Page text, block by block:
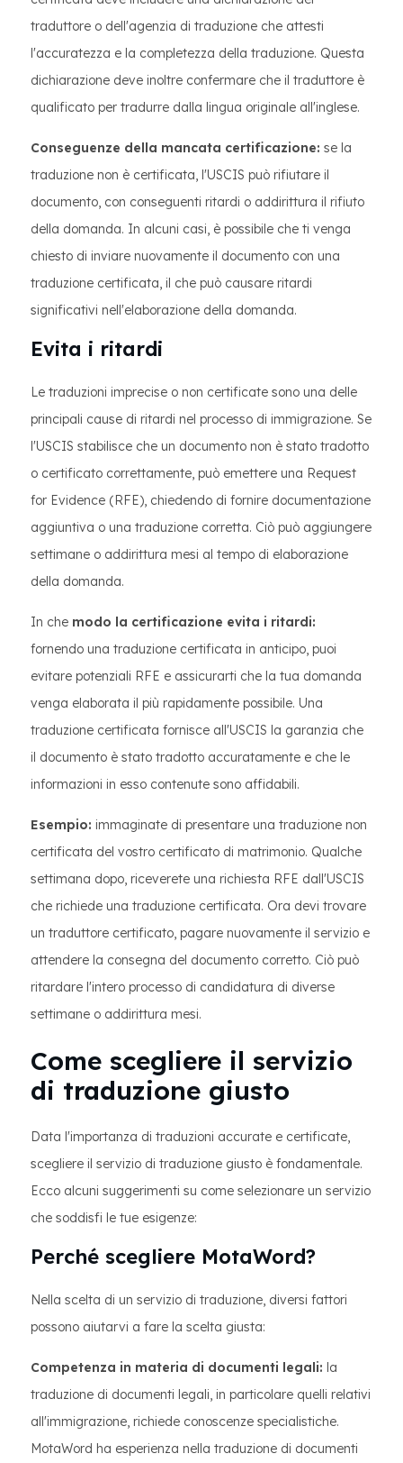
traduttore o dell'agenzia di traduzione che attesti
l'accuratezza e la completezza della traduzione. Questa
dichiarazione deve inoltre confermare che il traduttore è
qualificato per tradurre dalla lingua originale all'inglese.
Conseguenze della mancata certificazione: se la
traduzione non è certificata, l'USCIS può rifiutare il
documento, con conseguenti ritardi o addirittura il rifiuto
della domanda. In alcuni casi, è possibile che ti venga
chiesto di inviare nuovamente il documento con una
traduzione certificata, il che può causare ritardi
significativi nell'elaborazione della domanda.
Evita i ritardi
Le traduzioni imprecise o non certificate sono una delle
principali cause di ritardi nel processo di immigrazione. Se
l'USCIS stabilisce che un documento non è stato tradotto
o certificato correttamente, può emettere una Request
for Evidence (RFE), chiedendo di fornire documentazione
aggiuntiva o una traduzione corretta. Ciò può aggiungere
settimane o addirittura mesi al tempo di elaborazione
della domanda.
In che modo la certificazione evita i ritardi:
fornendo una traduzione certificata in anticipo, puoi
evitare potenziali RFE e assicurarti che la tua domanda
venga elaborata il più rapidamente possibile. Una
traduzione certificata fornisce all'USCIS la garanzia che
il documento è stato tradotto accuratamente e che le
informazioni in esso contenute sono affidabili.
Esempio: immaginate di presentare una traduzione non
certificata del vostro certificato di matrimonio. Qualche
settimana dopo, riceverete una richiesta RFE dall'USCIS
che richiede una traduzione certificata. Ora devi trovare
un traduttore certificato, pagare nuovamente il servizio e
attendere la consegna del documento corretto. Ciò può
ritardare l'intero processo di candidatura di diverse
settimane o addirittura mesi.
Come scegliere il servizio
di traduzione giusto
Data l'importanza di traduzioni accurate e certificate,
scegliere il servizio di traduzione giusto è fondamentale.
Ecco alcuni suggerimenti su come selezionare un servizio
che soddisfi le tue esigenze:
Perché scegliere MotaWord?
Nella scelta di un servizio di traduzione, diversi fattori
possono aiutarvi a fare la scelta giusta:
Competenza in materia di documenti legali: la
traduzione di documenti legali, in particolare quelli relativi
all'immigrazione, richiede conoscenze specialistiche.
MotaWord ha esperienza nella traduzione di documenti